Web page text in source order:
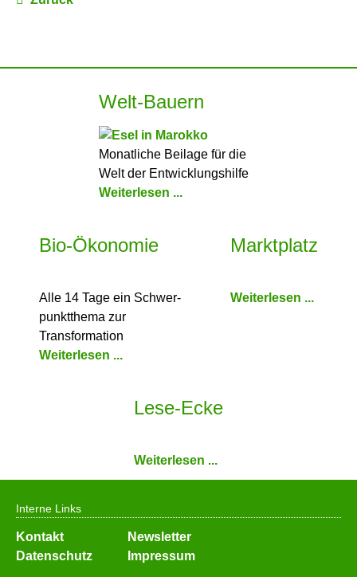
Welt-Bauern
Monatliche Beilage für die
Welt der Entwicklungshilfe
Weiterlesen ...
Bio-Ökonomie
Alle 14 Tage ein Schwer­
punkt­thema zur
Transformation
Weiterlesen ...
Marktplatz
Weiterlesen ...
Lese-Ecke
Weiterlesen ...
Interne Links
Navigation
überspringen
Kontakt
Newsletter
Datenschutz
Impressum